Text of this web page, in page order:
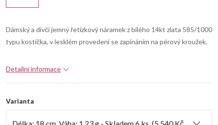
Dámský a dívčí jemný řetízkový náramek z bílého 14kt zlata 585/1000
typu kostička, v lesklém provedení se zapínáním na pérový kroužek.
Detailní informace
Varianta